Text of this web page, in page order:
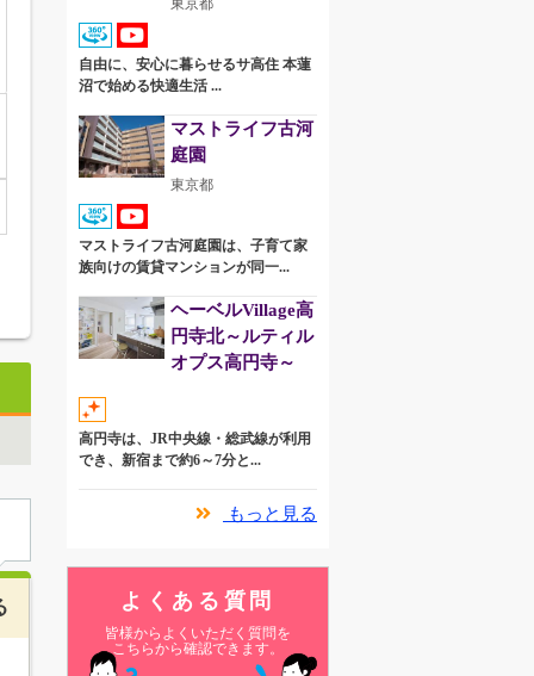
東京都
自由に、安心に暮らせるサ高住 本蓮
沼で始める快適生活 ...
マストライフ古河
庭園
東京都
マストライフ古河庭園は、子育て家
族向けの賃貸マンションが同一...
ヘーベルVillage高
円寺北～ルティル
オプス高円寺～
高円寺は、JR中央線・総武線が利用
でき、新宿まで約6～7分と...
もっと見る
よくある質問
皆様からよくいただく質問を
こちらから確認できます。